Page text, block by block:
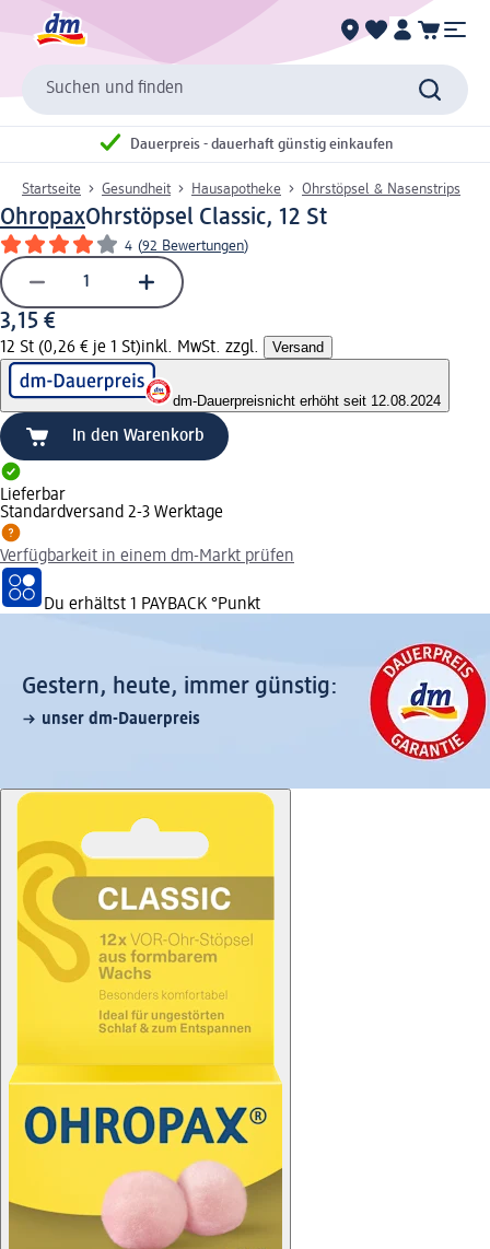
Suchen und finden
Dauerpreis - dauerhaft günstig einkaufen
Startseite Gesundheit Hausapotheke Ohrstöpsel & Nasenstrips
OhropaxOhrstöpsel Classic, 12 St
4 (92 Bewertungen)
3,15 €
12 St (0,26 € je 1 St)inkl. MwSt. zzgl. Versand
dm-Dauerpreisnicht erhöht seit 12.08.2024
In den Warenkorb
Lieferbar
Standardversand 2-3 Werktage
Verfügbarkeit in einem dm-Markt prüfen
Du erhältst 1 PAYBACK °Punkt
Gestern, heute, immer günstig:
unser dm-Dauerpreis